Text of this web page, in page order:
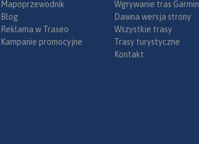
Mapoprzewodnik
Blog
Reklama w Traseo
Kampanie promocyjne
Wgrywanie tras Garmin
Dawna wersja strony
Wszystkie trasy
Trasy turystyczne
Kontakt